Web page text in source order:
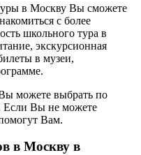
в Москву Вы сможете
с более
школьного тура в
экскурсионная
в музеи,
можете выбрать по
Если Вы не можете
Вам.
в Москву в